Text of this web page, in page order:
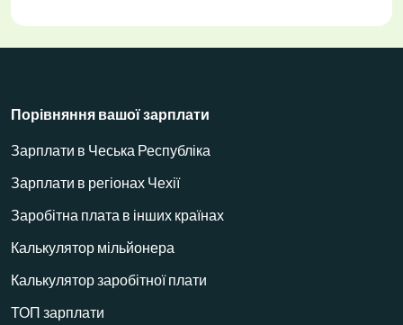
Порівняння вашої зарплати
Зарплати в Чеська Республіка
Зарплати в регіонах Чехії
Заробітна плата в інших країнах
Калькулятор мільйонера
Калькулятор заробітної плати
ТОП зарплати